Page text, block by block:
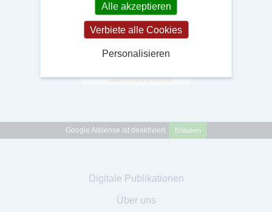
Google Adsense ist deaktiviert. Erlauben
Digitale Publikationen
Über uns
Alle akzeptieren
Verbiete alle Cookies
Personalisieren